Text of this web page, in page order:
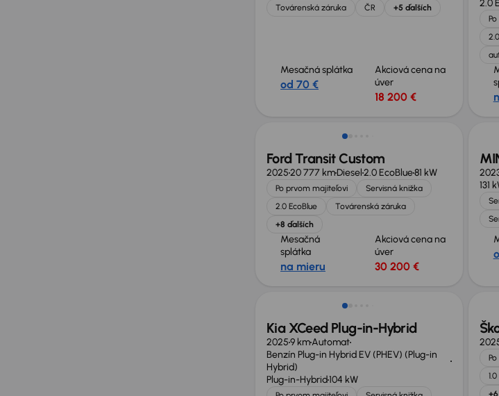
Továrenská záruka
ČR +5 ďalších
Mesačná splátka
od 70 €
Akciová cena na
úver
18 200 €
2.0
Ford Transit Custom
202520 777 kmDiesel2.0 EcoBlue81 kW
Po prvom majiteľovi
Servisná knižka
2.0 EcoBlue
Továrenská záruka
+8 ďalších
Mesačná
splátka
na mieru
Akciová cena na
úver
30 200 €
131
Zlacnené o 2 000 €
Kia XCeed Plug-in-Hybrid
20259 kmAutomat
Benzín Plug-in Hybrid EV (PHEV) (Plug-in
Hybrid)
Plug-in-Hybrid104 kW